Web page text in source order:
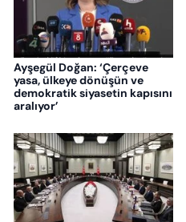
Ayşegül Doğan: ‘Çerçeve
yasa, ülkeye dönüşün ve
demokratik siyasetin kapısını
aralıyor’